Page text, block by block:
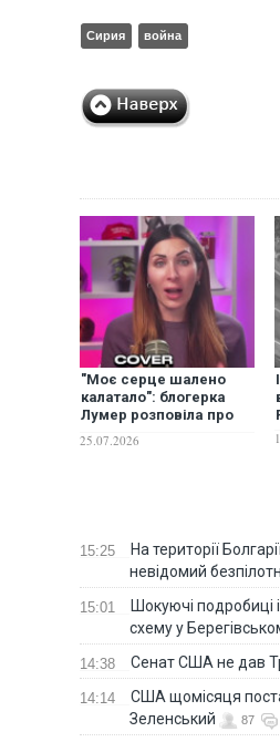
Сирия война
"Моє серце шалено
калатало": блогерка
Лумер розповіла про
тривогу
25.07.2026
15:25
На території
невідомий
15:01
Шокуючі подробиці
схему у
14:38 Сенат США не дав
14:14
США щомісяця
Зеленський
87